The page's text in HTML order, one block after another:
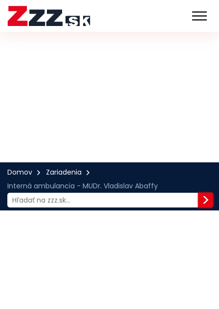
Domov
Zariadenia
Interná ambulancia - MUDr. Vladislav Abaffy